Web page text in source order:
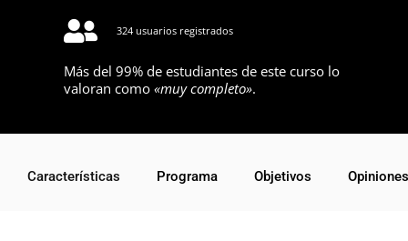
324 usuarios registrados
Más del 99% de estudiantes de este curso lo
valoran como «muy completo».
Características Programa Objetivos Opiniones